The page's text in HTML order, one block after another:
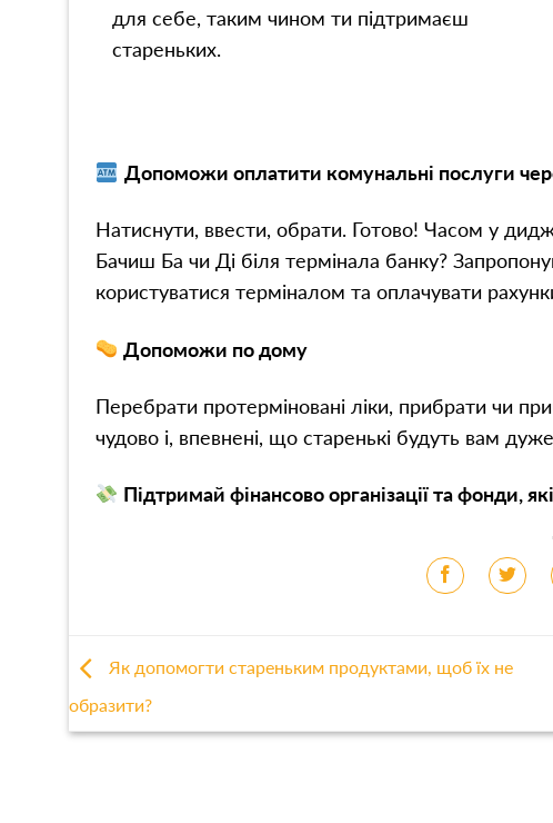
для себе, таким чином ти підтримаєш
стареньких.
Допоможи оплатити комунальні послуги
Натиснути, ввести, обрати. Готово! Часом у
Бачиш Ба чи Ді біля термінала банку?
користуватися терміналом та оплачувати
Допоможи по дому
Перебрати протерміновані ліки, прибрати чи
чудово і, впевнені, що старенькі будуть вам
Підтримай фінансово організації та фонди,
Як допомогти стареньким продуктами, щоб їх не
образити?